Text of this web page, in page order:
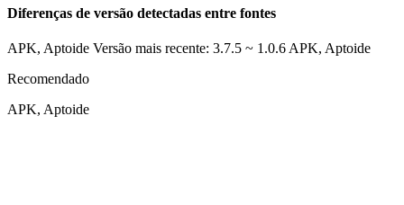
Diferenças de versão detectadas entre fontes
APK, Aptoide Versão mais recente: 3.7.5 ~ 1.0.6 APK, Aptoide
Recomendado
APK, Aptoide